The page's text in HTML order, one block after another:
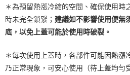
＊為預留熱漲冷縮的空間、確保使用時
時未完全鎖緊； 建議如不影響使用便無
底，以免上蓋可能於使用時破裂。
＊每次使用上蓋時，各部件可能因熱漲
乃正常現象，可安心使用（待上蓋均勻